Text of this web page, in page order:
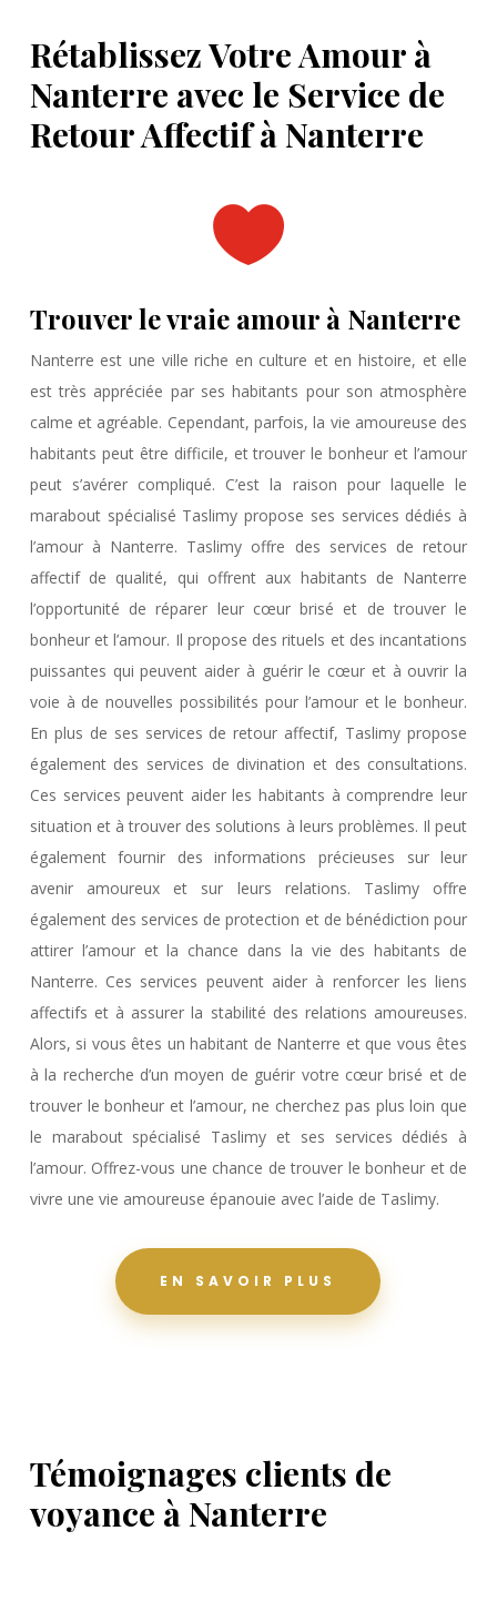
Rétablissez Votre Amour à
Nanterre avec le Service de
Retour Affectif à Nanterre

Trouver le vraie amour à Nanterre
Nanterre est une ville riche en culture et en histoire, et elle
est très appréciée par ses habitants pour son atmosphère
calme et agréable. Cependant, parfois, la vie amoureuse des
habitants peut être difficile, et trouver le bonheur et l’amour
peut s’avérer compliqué. C’est la raison pour laquelle le
marabout spécialisé Taslimy propose ses services dédiés à
l’amour à Nanterre. Taslimy offre des services de retour
affectif de qualité, qui offrent aux habitants de Nanterre
l’opportunité de réparer leur cœur brisé et de trouver le
bonheur et l’amour. Il propose des rituels et des incantations
puissantes qui peuvent aider à guérir le cœur et à ouvrir la
voie à de nouvelles possibilités pour l’amour et le bonheur.
En plus de ses services de retour affectif, Taslimy propose
également des services de divination et des consultations.
Ces services peuvent aider les habitants à comprendre leur
situation et à trouver des solutions à leurs problèmes. Il peut
également fournir des informations précieuses sur leur
avenir amoureux et sur leurs relations. Taslimy offre
également des services de protection et de bénédiction pour
attirer l’amour et la chance dans la vie des habitants de
Nanterre. Ces services peuvent aider à renforcer les liens
affectifs et à assurer la stabilité des relations amoureuses.
Alors, si vous êtes un habitant de Nanterre et que vous êtes
à la recherche d’un moyen de guérir votre cœur brisé et de
trouver le bonheur et l’amour, ne cherchez pas plus loin que
le marabout spécialisé Taslimy et ses services dédiés à
l’amour. Offrez-vous une chance de trouver le bonheur et de
vivre une vie amoureuse épanouie avec l’aide de Taslimy.
EN SAVOIR PLUS
Témoignages clients de
voyance à Nanterre